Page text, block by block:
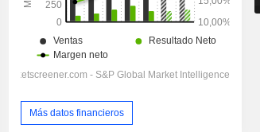
18,7x 17,2x
2,4x 2,25x
18,41x 1,98x
2,74x 3,04x
Más datos financieros